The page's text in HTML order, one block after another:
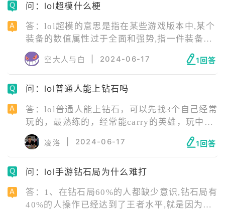
示该玩家隐藏战绩,无法查看了。
问：lol超模什么梗
答：lol超模的意思是指在某些游戏版本中,某个
装备的数值属性过于全面和强势,指一件装备的
属性完全超出了价值,是游戏中的术语。 lol超
模什么意思 英雄联盟超模是游戏中的术语,指的
是在某些游戏版本中装备的数值属性过于全面
和强势,指一件装备的属性完全超出了价值,所以
空大人与白 2024-06-17 1回答
问：lol普通人能上钻石吗
答：lol普通人能上钻石，可以先找3个自己经常
玩的，最熟练的，经常能carry的英雄，玩中路
多游走帮助队友建立优势，中上都应该注意随
时观察全场，打野请多帮劣势和均势路，创造
优势，无论战局如何，不浪，不喷，不送，不
挂机，不轻敌即可。
凌洛 2024-06-17 1回答
问：lol手游钻石局为什么难打
答：1、在钻石局60%的人都缺少意识,钻石局有
40%的人操作已经达到了王者水平,就是因为没